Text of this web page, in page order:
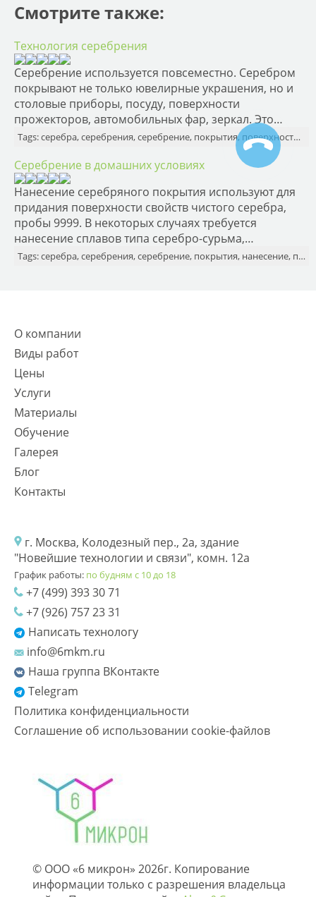
Смотрите также:
Технология серебрения
Серебрение используется повсеместно. Серебром
покрывают не только ювелирные украшения, но и
столовые приборы, посуду, поверхности
прожекторов, автомобильных фар, зеркал. Это…
Tags: серебра, серебрения, серебрение, покрытия, поверхности, изделий, изделия
Серебрение в домашних условиях
Нанесение серебряного покрытия используют для
придания поверхности свойств чистого серебра,
пробы 9999. В некоторых случаях требуется
нанесение сплавов типа серебро-сурьма,…
Tags: серебра, серебрения, серебрение, покрытия, нанесение, поверхности
О компании
Виды работ
Цены
Услуги
Материалы
Обучение
Галерея
Блог
Контакты
г. Москва, Колодезный пер., 2а, здание
"Новейшие технологии и связи", комн. 12а
График работы: по будням с 10 до 18
+7 (499) 393 30 71
+7 (926) 757 23 31
Написать технологу
info@6mkm.ru
Наша группа ВКонтакте
Telegram
Политика конфиденциальности
Соглашение об использовании cookie-файлов
© ООО «6 микрон» 2026г. Копирование
информации только с разрешения владельца